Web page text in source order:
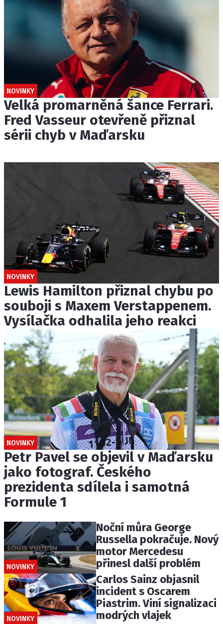
NOVINKY
Velká promarněná šance Ferrari.
Fred Vasseur otevřeně přiznal
sérii chyb v Maďarsku
NOVINKY
Lewis Hamilton přiznal chybu po
souboji s Maxem Verstappenem.
Vysílačka odhalila jeho reakci
NOVINKY
Petr Pavel se objevil v Maďarsku
jako fotograf. Českého
prezidenta sdílela i samotná
Formule 1
NOVINKY
Noční můra George
Russella pokračuje. Nový
motor Mercedesu
přinesl další problém
NOVINKY
Carlos Sainz objasnil
incident s Oscarem
Piastrim. Viní signalizaci
modrých vlajek